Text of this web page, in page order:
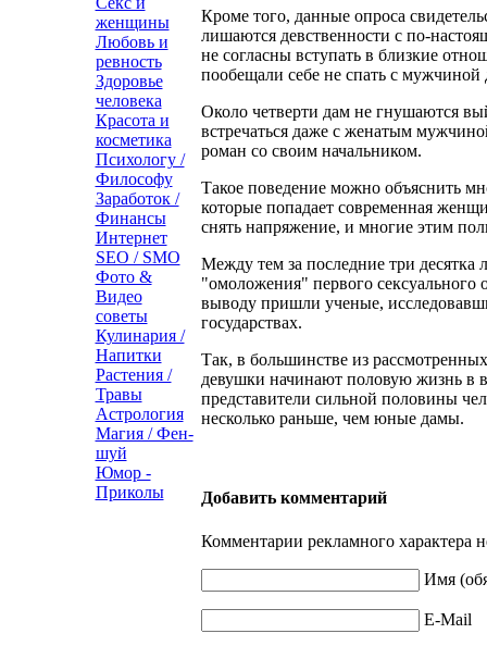
женщины
Любовь и
ревность
Здоровье
человека
Красота и
косметика
Психологу /
Философу
Заработок /
Финансы
Интернет
SEO / SMO
Фото &
Видео
советы
Кулинария /
Напитки
Растения /
Травы
Астрология
Магия / Фен-
шуй
Юмор -
Приколы
Кроме того, данные опроса
лишаются девственности с по-
не согласны вступать в близкие
пообещали себе не спать с мужчиной
Около четверти дам не гнушаются
встречаться даже с женатым
роман со своим начальником.
Такое поведение можно объяснить
которые попадает современная
снять напряжение, и многие этим
Между тем за последние три десятка
"омоложения" первого сексуального
выводу пришли ученые,
государствах.
Так, в большинстве из
девушки начинают половую жизнь в
представители сильной половины
несколько раньше, чем юные дамы.
Добавить комментарий
Комментарии рекламного характера
Имя
E-Mail